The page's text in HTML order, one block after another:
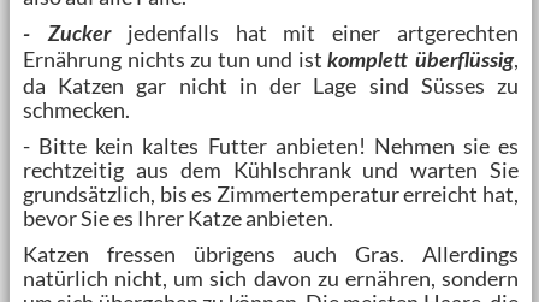
- Zuckerjedenfalls hat mit einer artgerechten
Ernährung nichts zu tun und istkomplett überflüssig,
da Katzen gar nicht in der Lage sind Süsses zu
schmecken.
- Bitte kein kaltes Futter anbieten! Nehmen sie es
rechtzeitig aus dem Kühlschrank und warten Sie
grundsätzlich, bis es Zimmertemperatur erreicht hat,
bevor Sie es Ihrer Katze anbieten.
Katzen fressen übrigens auch Gras. Allerdings
natürlich nicht, um sich davon zu ernähren, sondern